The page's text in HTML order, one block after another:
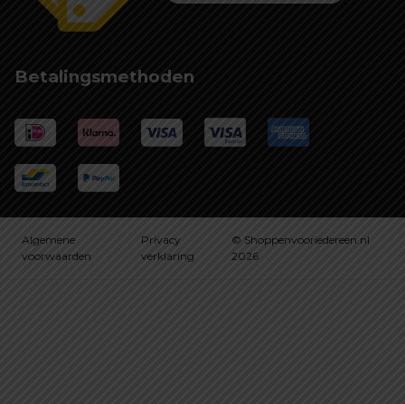
Betalingsmethoden
Algemene
voorwaarden
Privacy
verklaring
© Shoppenvooriedereen.nl
2026